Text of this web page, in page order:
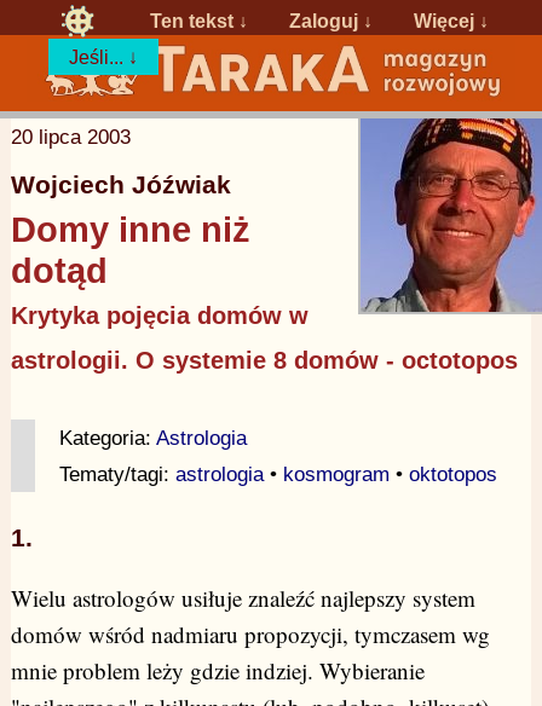
Ten tekst ↓ Zaloguj ↓
Więcej ↓
Jeśli... ↓
20 lipca 2003
Wojciech Jóźwiak
Domy inne niż
dotąd
Krytyka pojęcia domów w
astrologii. O systemie 8 domów - octotopos
Kategoria: Astrologia
Tematy/tagi: astrologia• kosmogram • oktotopos
1.
Wielu astrologów usiłuje znaleźć najlepszy system
domów wśród nadmiaru propozycji, tymczasem wg
mnie problem leży gdzie indziej. Wybieranie